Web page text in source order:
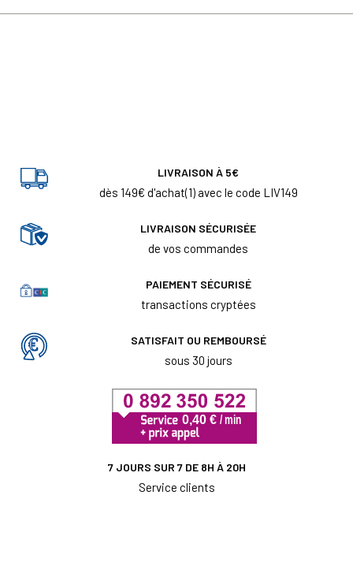
LIVRAISON À 5€
dès 149€ d'achat(1) avec le code LIV149
LIVRAISON SÉCURISÉE
de vos commandes
PAIEMENT SÉCURISÉ
transactions cryptées
SATISFAIT OU REMBOURSÉ
sous 30 jours
7 JOURS SUR 7 DE 8H À 20H
Service clients